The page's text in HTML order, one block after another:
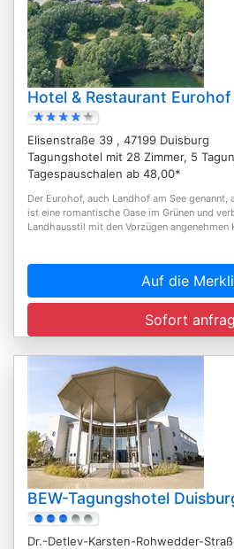
Hotel & Restaurant
Elisenstraße 39 , 47199 Duisburg
Tagungshotel mit 28 Zimmer, 5
Tagespauschalen ab 48,00*
Der Eurohof, auch Landhof am See genannt,
ist eine romantische Oase im Grünen und
Landhausstil mit den Vorzügen angenehmen
Auf die
Sofort
BEW-Tagungshotel
Dr.-Detlev-Karsten-Rohwedder-